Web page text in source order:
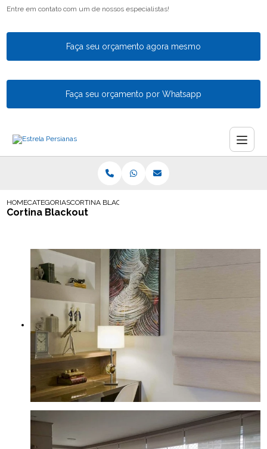
Entre em contato com um de nossos especialistas!
Faça seu orçamento agora mesmo
Faça seu orçamento por Whatsapp
HOMECATEGORIASCORTINA BLACKOUT
Cortina Blackout